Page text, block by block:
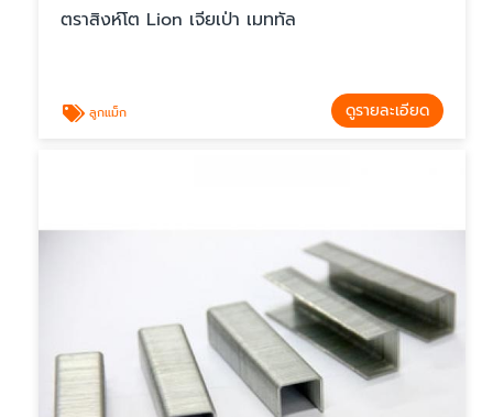
ตราสิงห์โต Lion เจียเป่า เมททัล
ลูกแม็ก ดูรายละเอียด